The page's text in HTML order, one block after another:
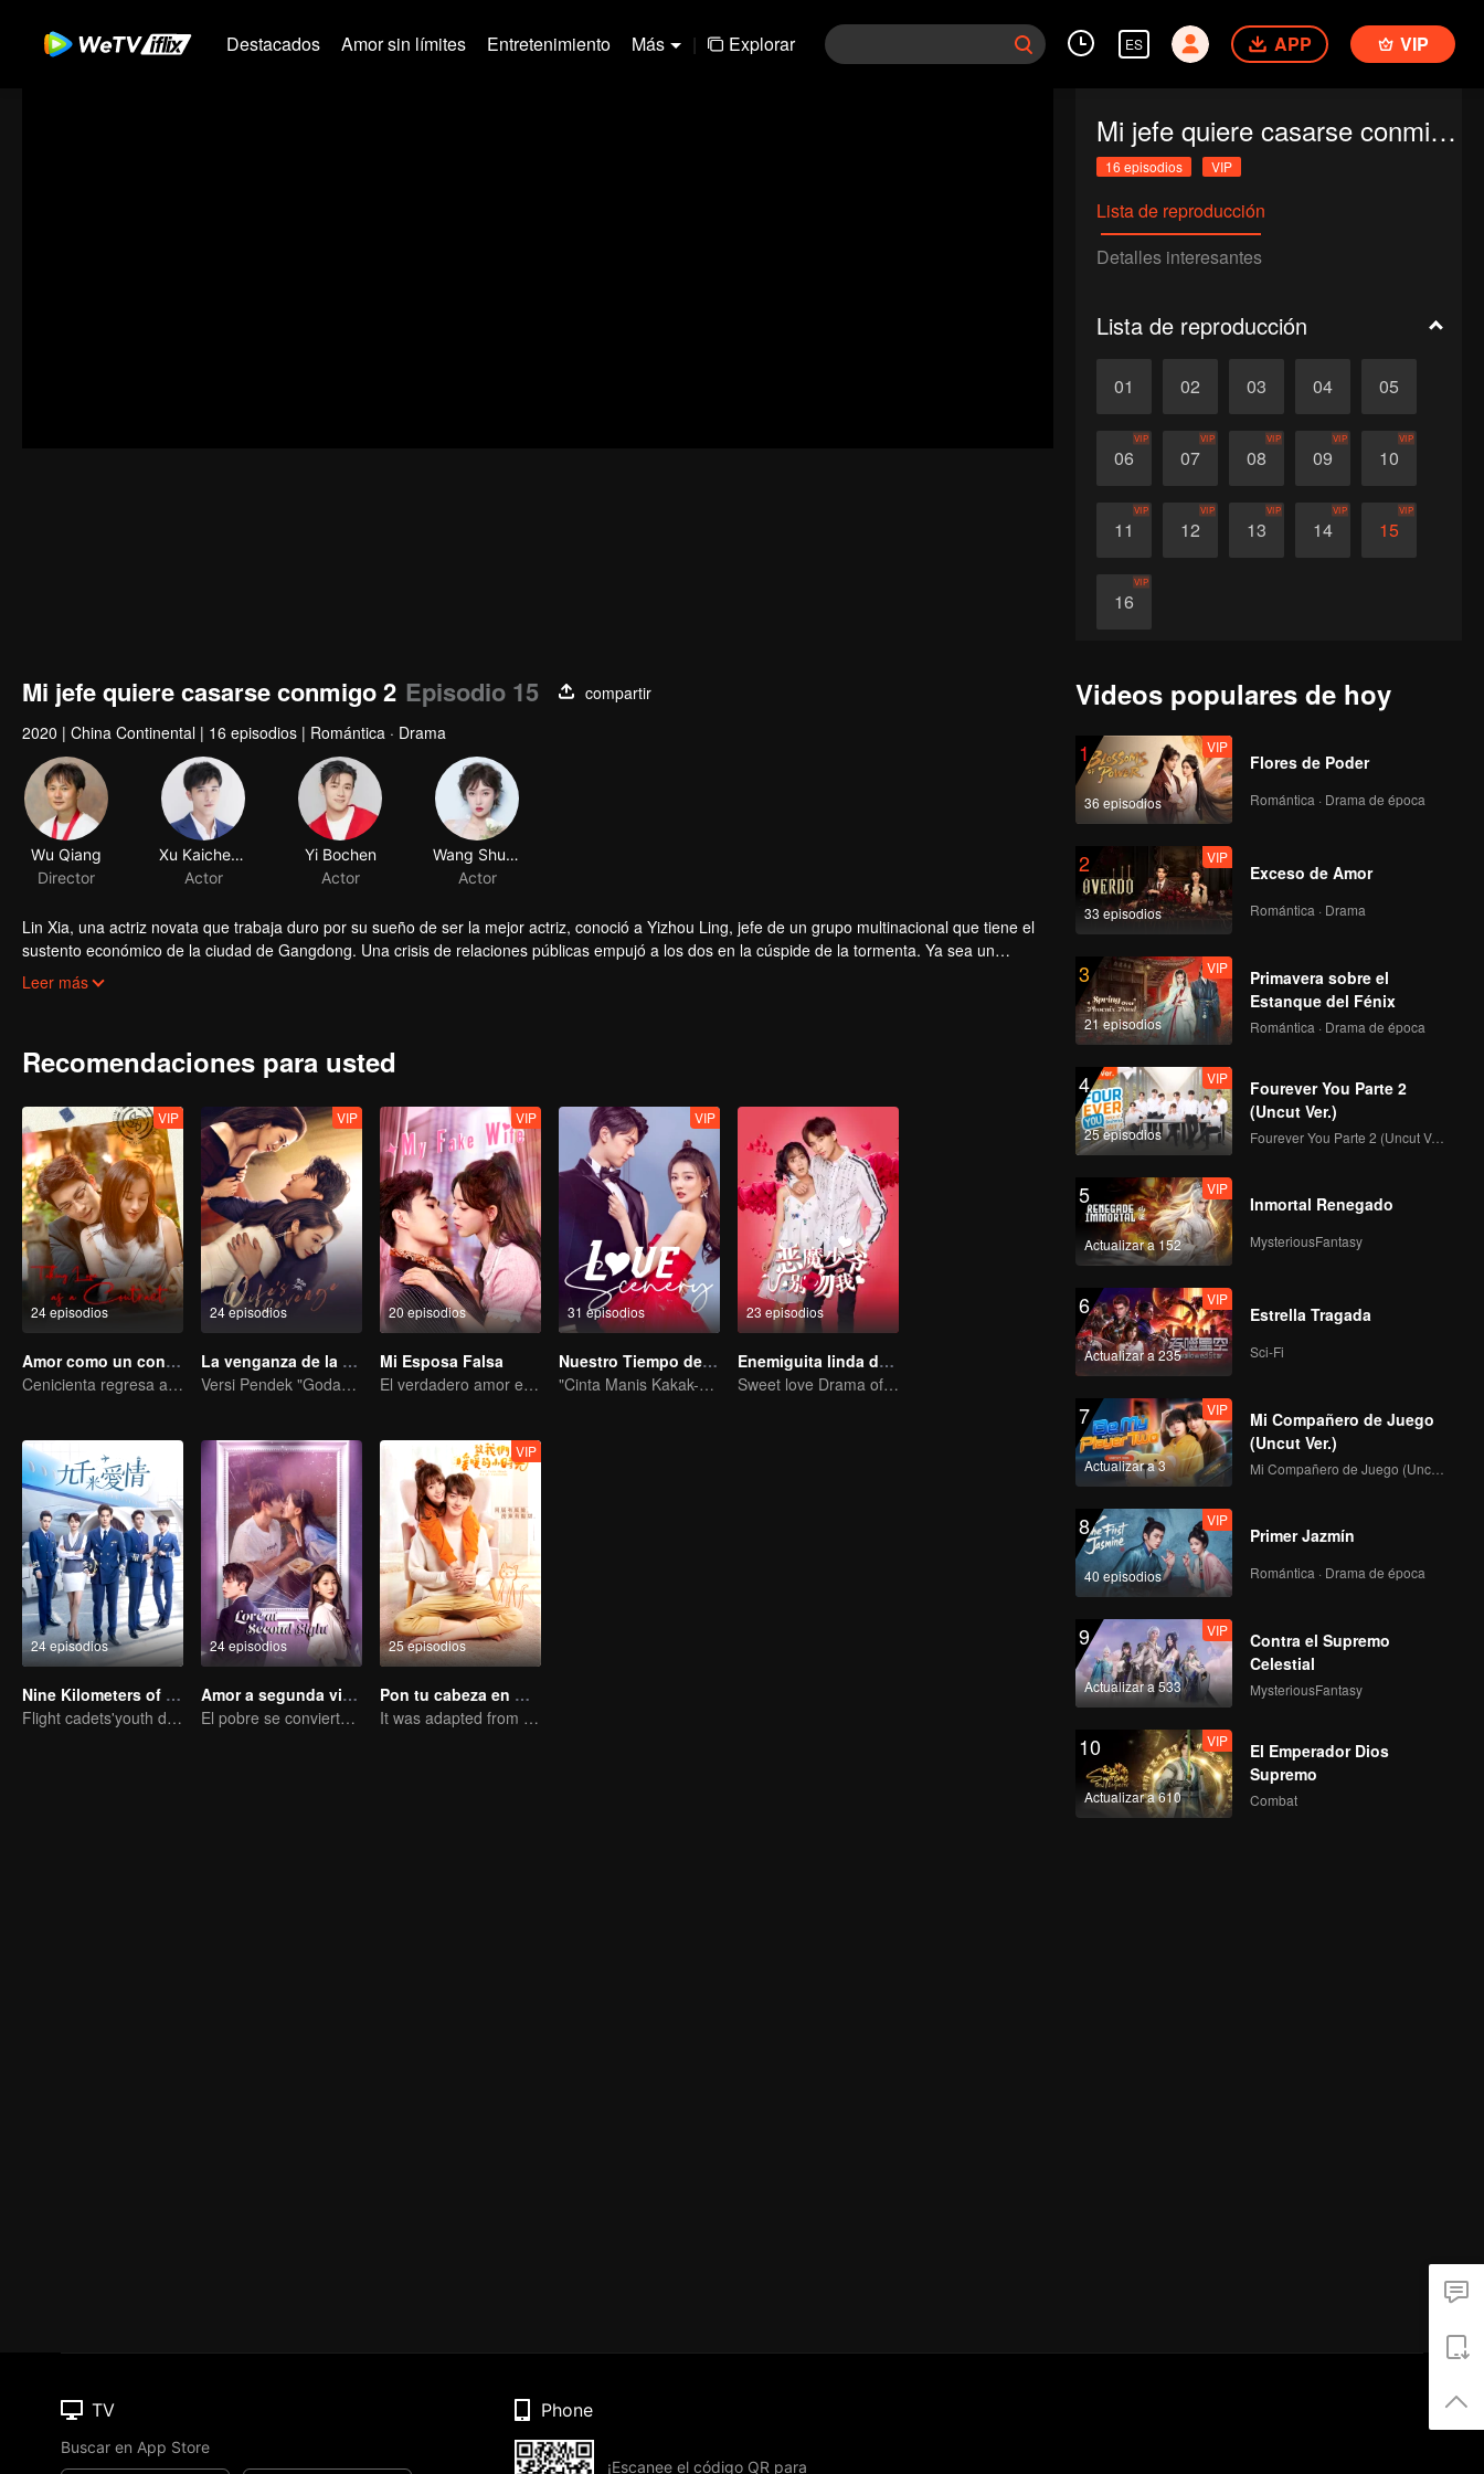
Destacados Amor sin límites Entretenimiento Más | Explorar ES APP VIP
Mi jefe quiere casarse conmigo 2
16 episodios VIP
Lista de reproducción
Detalles interesantes
Lista de reproducción
01 02 03 04 05
06
VIP
07
VIP
08
VIP
09
VIP
10
VIP
11
VIP
12
VIP
13
VIP
14
VIP
15
VIP
16
VIP
Mi jefe quiere casarse conmigo 2 Episodio 15
compartir
2020 | China Continental | 16 episodios | Romántica · Drama
Wu Qiang
Director
Xu Kaicheng
Actor
Yi Bochen
Actor
Wang Shuang
Actor
Lin Xia, una actriz novata que trabaja duro por su sueño de ser la mejor actriz, conoció a Yizhou Ling, jefe de un grupo multinacional que tiene el
sustento económico de la ciudad de Gangdong. Una crisis de relaciones públicas empujó a los dos en la cúspide de la tormenta. Ya sea un
encuentro familiar o un encuentro calculado, los dos desarrollan un dulce amor bajo diversas circunstancias.
Leer más
Recomendaciones para usted
24 episodios
VIP
Amor como un contrato
Cenicienta regresa a la alta sociedad y encuentra el amor con el presidente
24 episodios
VIP
La venganza de la esposa
Versi Pendek "Godaan Pulang"
20 episodios
VIP
Mi Esposa Falsa
El verdadero amor engendrado en el matrimonio sustituto
31 episodios
VIP
Nuestro Tiempo de Amor
"Cinta Manis Kakak-Adik Xu Lu dan Lin Yi"
23 episodios
Enemiguita linda de Maestro Diablo
Sweet love Drama of Overbearing Gen Z Boss
24 episodios
Nine Kilometers of Love
Flight cadets'youth dream-driven journey
24 episodios
Amor a segunda vista
El pobre se convierte en el CEO dominante y persigue a su primer amor.
25 episodios
VIP
Pon tu cabeza en mi hombro
It was adapted from the same series of novels as "A Love so Beautiful"
Videos populares de hoy
1
36 episodios
VIP
Flores de Poder
Romántica · Drama de época
2
33 episodios
VIP
Exceso de Amor
Romántica · Drama
3
21 episodios
VIP
Primavera sobre el
Estanque del Fénix
Romántica · Drama de época
4
25 episodios
VIP
Fourever You Parte 2
(Uncut Ver.)
Fourever You Parte 2 (Uncut Ver.)
5
Actualizar a 152
VIP
Inmortal Renegado
MysteriousFantasy
6
Actualizar a 235
VIP
Estrella Tragada
Sci-Fi
7
Actualizar a 3
VIP
Mi Compañero de Juego
(Uncut Ver.)
Mi Compañero de Juego (Uncut Ver.)
8
40 episodios
VIP
Primer Jazmín
Romántica · Drama de época
9
Actualizar a 533
VIP
Contra el Supremo
Celestial
MysteriousFantasy
10
Actualizar a 610
VIP
El Emperador Dios
Supremo
Combat
TV
Buscar en App Store
Phone
¡Escanee el código QR para